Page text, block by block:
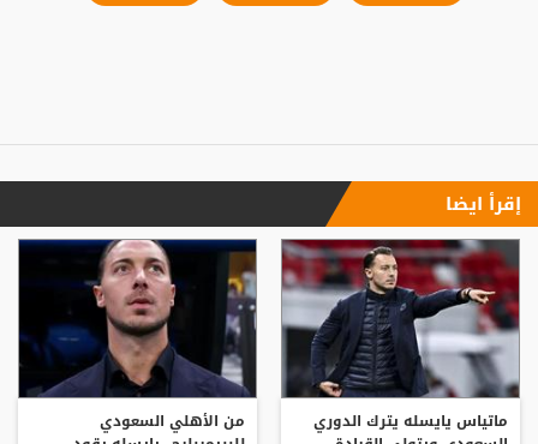
إقرأ ايضا
ماتياس يايسله يترك الدوري
من الأهلي السعودي